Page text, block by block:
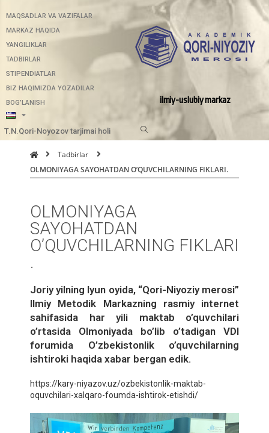
MAQSADLAR VA VAZIFALAR
MARKAZ HAQIDA
YANGILIKLAR
TADBIRLAR
STIPENDIATLAR
BIZ HAQIMIZDA YOZADILAR
BOG’LANISH
ilmiy-uslubiy markaz
T.N.Qori-Noyozov tarjimai holi
Tadbirlar
OLMONIYAGA SAYOHATDAN O’QUVCHILARNING FIKLARI.
OLMONIYAGA
SAYOHATDAN
O’QUVCHILARNING FIKLARI
.
Joriy yilning Iyun oyida, “Qori-Niyoziy merosi”
Ilmiy Metodik Markazning rasmiy internet
sahifasida har yili maktab o’quvchilari
o’rtasida Olmoniyada bo’lib o’tadigan VDI
forumida O’zbekistonlik o’quvchilarning
ishtiroki haqida xabar bergan edik.
https://kary-niyazov.uz/ozbekistonlik-maktab-
oquvchilari-xalqaro-foumda-ishtirok-etishdi/